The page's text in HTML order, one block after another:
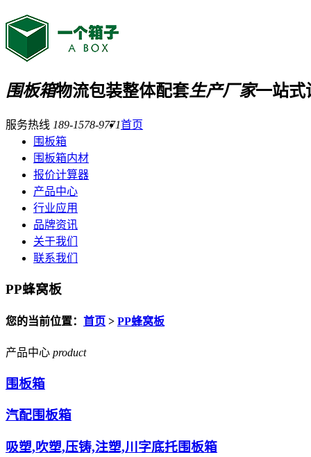
围板箱物流包装整体配套生产厂家一站式
服务热线 189-1578-9771首页
围板箱
围板箱内材
报价计算器
产品中心
行业应用
品牌资讯
关于我们
联系我们
PP蜂窝板
您的当前位置： 首页 > PP蜂窝板
产品中心 product
围板箱
汽配围板箱
吸塑,吹塑,压铸,注塑,川字底托围板箱